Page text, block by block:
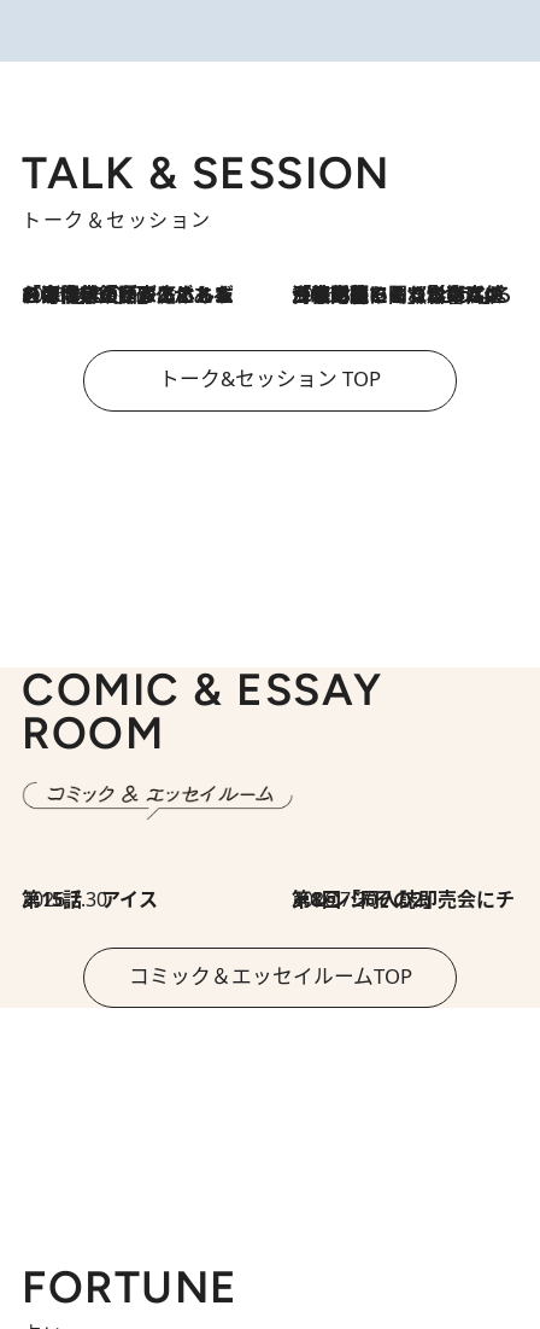
TALK & SESSION
トーク＆セッション
2026.8.3
「今後値上げがあるとすれば…」「リスクがあるのは今年の冬」エネルギー専門家が語る、ホルムズ海峡封鎖が家庭にもたらす“ある心配” 2026.8.3
「住宅建てられない…」「サーチャージ料の高値が続いている」ホルムズ海峡封鎖による影響はいつまで続く？《エネルギー専門家に聞く“どうなる日本の暮らし”》
トーク&セッション TOP
COMIC & ESSAY
ROOM
2026.7.30
第15話 アイス 2026.7.30
第8回「同人誌即売会にチャレンジ その2」
コミック＆エッセイルームTOP
FORTUNE